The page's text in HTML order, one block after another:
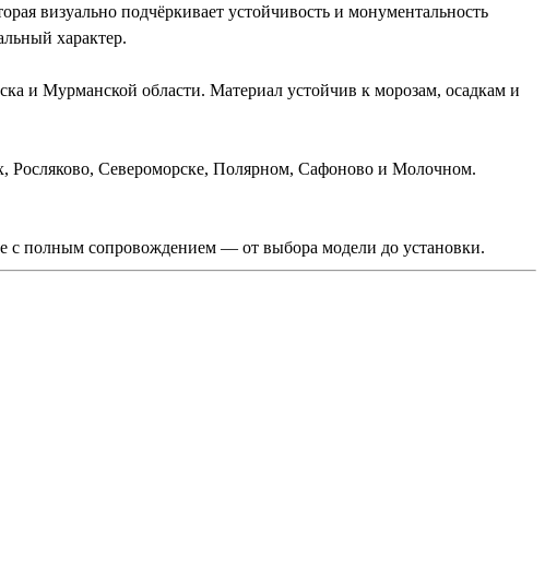
визуально подчёркивает устойчивость и монументальность
характер.
и Мурманской области. Материал устойчив к морозам, осадкам и
Росляково, Североморске, Полярном, Сафоново и Молочном.
с полным сопровождением — от выбора модели до установки.